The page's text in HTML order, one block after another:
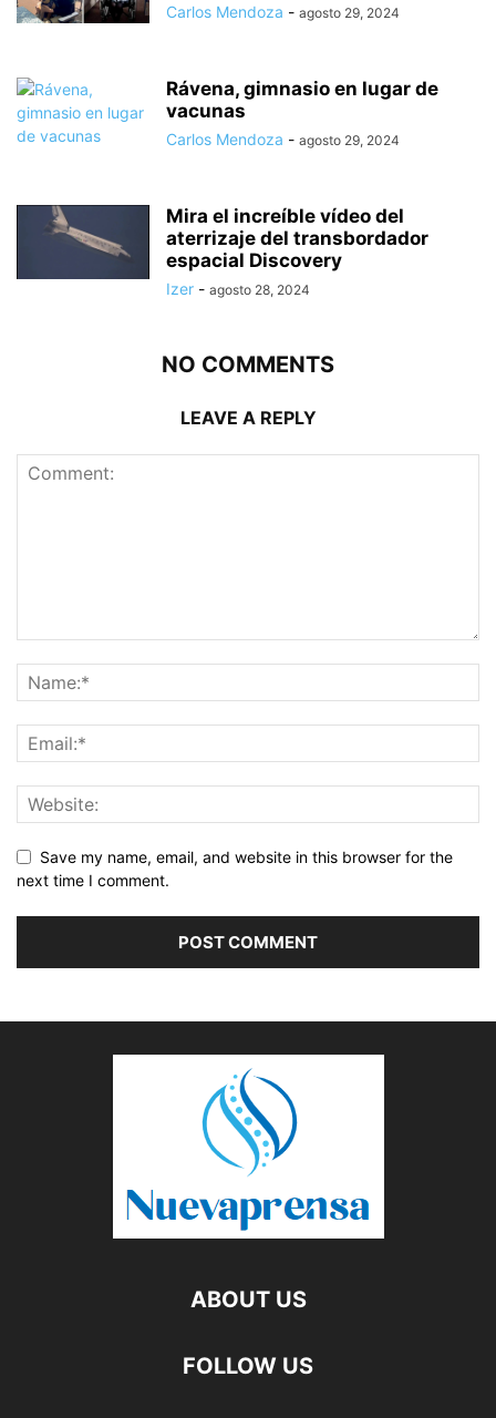
Carlos Mendoza - agosto 29, 2024
Rávena, gimnasio en lugar de
vacunas
Carlos Mendoza - agosto 29, 2024
Mira el increíble vídeo del
aterrizaje del transbordador
espacial Discovery
Izer - agosto 28, 2024
NO COMMENTS
LEAVE A REPLY
Save my name, email, and website in this browser for the
next time I comment.
ABOUT US
FOLLOW US